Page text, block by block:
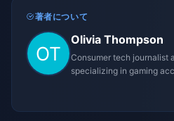
著者について
Olivia Thompson
Consumer tech journalist
specializing in gaming